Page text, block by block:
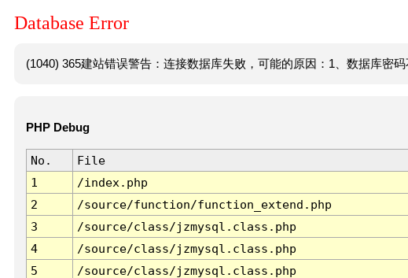
Database Error
(1040) 365建站错误警告：连接数据库失败，可能的原因：1、数据库密码
PHP Debug
No. File
1
/index.php
2
/source/function/function_extend.php
3
/source/class/jzmysql.class.php
4
/source/class/jzmysql.class.php
5
/source/class/jzmysql.class.php